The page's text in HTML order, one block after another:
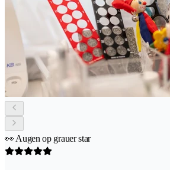
👀 Augen op grauer star